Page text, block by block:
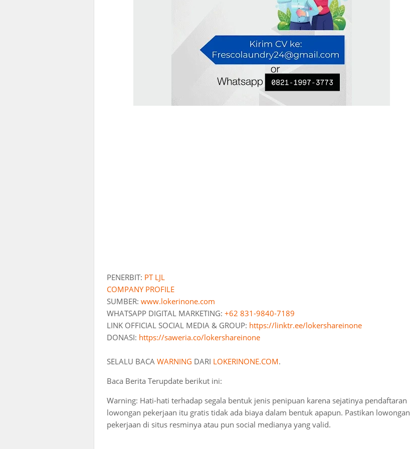
PENERBIT: PT LJL
COMPANY PROFILE
SUMBER: www.lokerinone.com
WHATSAPP DIGITAL MARKETING: +62 831-9840-7189
LINK OFFICIAL SOCIAL MEDIA & GROUP: https://linktr.ee/lokershareinone
DONASI: https://saweria.co/lokershareinone
SELALU BACA WARNING DARI LOKERINONE.COM.
Baca Berita Terupdate berikut ini:
Warning: Hati-hati terhadap segala bentuk jenis penipuan karena sejatinya pendaftaran
lowongan pekerjaan itu gratis tidak ada biaya dalam bentuk apapun. Pastikan lowongan
pekerjaan di situs resminya atau pun social medianya yang valid.